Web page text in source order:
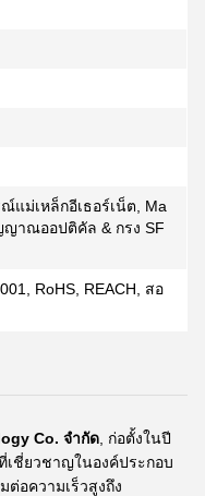
แม่เหล็กอีเธอร์เน็ต, Ma
าณออปติคัล & กรง SF
RoHS, REACH, สอ
Co. จํากัด , ก่อตั้งในปี
เชี่ยวชาญในองค์ประกอบ
ต่อความเร็วสูงถึง